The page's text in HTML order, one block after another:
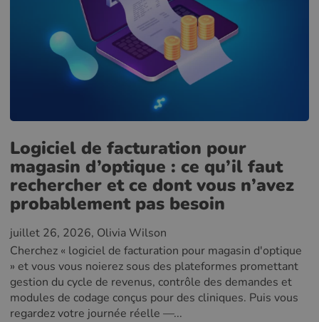
Logiciel de facturation pour
magasin d’optique : ce qu’il faut
rechercher et ce dont vous n’avez
probablement pas besoin
juillet 26, 2026, Olivia Wilson
Cherchez « logiciel de facturation pour magasin d'optique
» et vous vous noierez sous des plateformes promettant
gestion du cycle de revenus, contrôle des demandes et
modules de codage conçus pour des cliniques. Puis vous
regardez votre journée réelle —...